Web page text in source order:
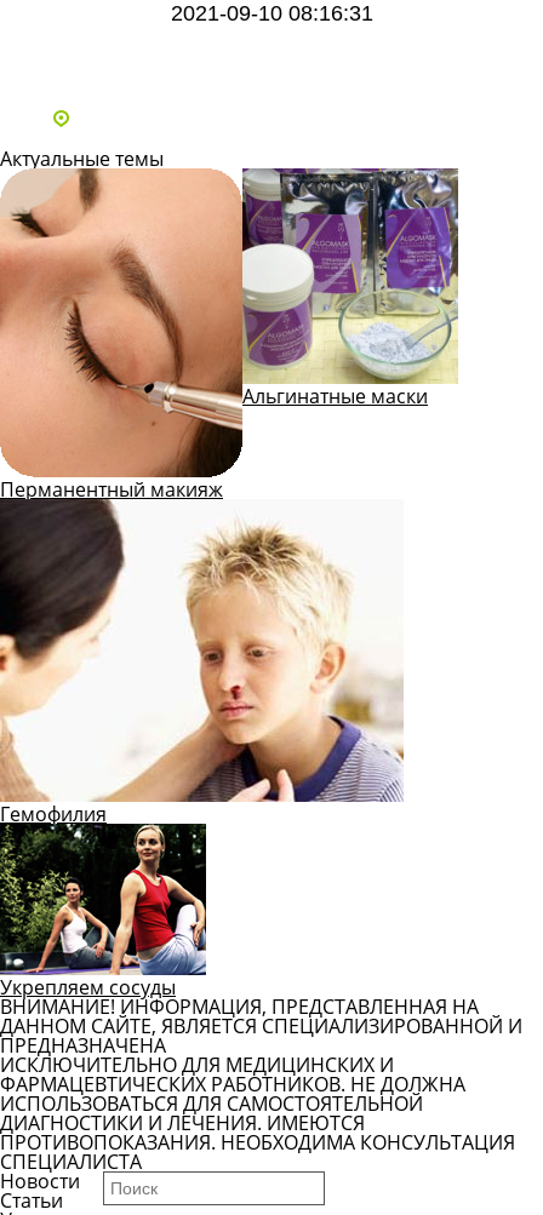
2021-09-10 08:16:31
Актуальные темы
Перманентный макияж
Альгинатные маски
Гемофилия
Укрепляем сосуды
ВНИМАНИЕ! ИНФОРМАЦИЯ, ПРЕДСТАВЛЕННАЯ НА
ДАННОМ САЙТЕ, ЯВЛЯЕТСЯ СПЕЦИАЛИЗИРОВАННОЙ И
ПРЕДНАЗНАЧЕНА
ИСКЛЮЧИТЕЛЬНО ДЛЯ МЕДИЦИНСКИХ И
ФАРМАЦЕВТИЧЕСКИХ РАБОТНИКОВ. НЕ ДОЛЖНА
ИСПОЛЬЗОВАТЬСЯ ДЛЯ САМОСТОЯТЕЛЬНОЙ
ДИАГНОСТИКИ И ЛЕЧЕНИЯ. ИМЕЮТСЯ
ПРОТИВОПОКАЗАНИЯ. НЕОБХОДИМА КОНСУЛЬТАЦИЯ
СПЕЦИАЛИСТА
Новости
Статьи